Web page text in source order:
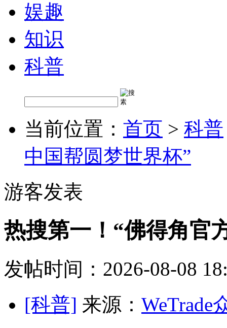
娱趣
知识
科普
当前位置： 首页 > 科普
中国帮圆梦世界杯”
游客发表
热搜第一！“佛得角官
发帖时间：2026-08-08
[科普] 来源： WeTrade